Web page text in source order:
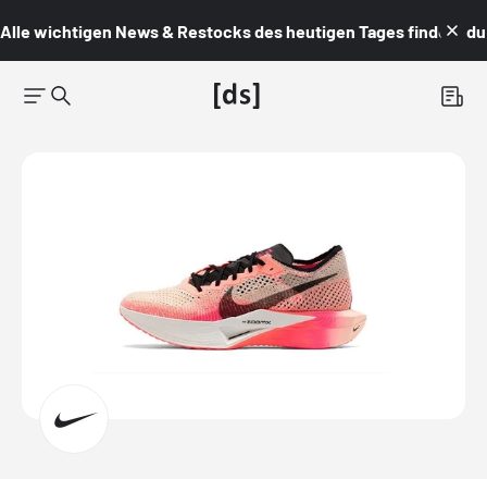
Alle wichtigen News & Restocks des heutigen Tages findest du